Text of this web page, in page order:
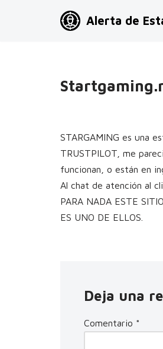
Alerta de
STARGAMING es una
TRUSTPILOT, me
funcionan, o están en
Al chat de atención al
PARA NADA ESTE
ES UNO DE ELLOS.
Deja una
Comentario *